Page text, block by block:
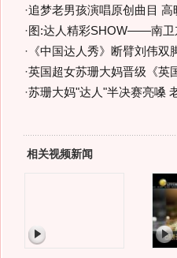
·追梦老男孩演唱原创曲目
· 图:达人精彩SHOW——南卫
· 《中国达人秀》断臂刘伟双
·英国超女苏珊大妈晋级《英
·苏珊大妈"达人"半决赛亮嗓
相关视频新闻